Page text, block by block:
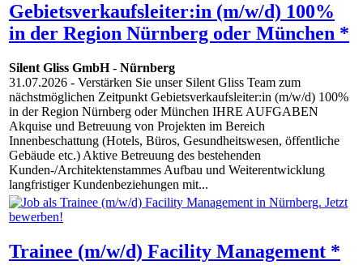
Gebietsverkaufsleiter:in (m/w/d) 100%
in der Region Nürnberg oder München *
Silent Gliss GmbH- Nürnberg
31.07.2026 - Verstärken Sie unser Silent Gliss Team zum
nächstmöglichen Zeitpunkt Gebietsverkaufsleiter:in (m/w/d) 100%
in der Region Nürnberg oder München IHRE AUFGABEN
Akquise und Betreuung von Projekten im Bereich
Innenbeschattung (Hotels, Büros, Gesundheitswesen, öffentliche
Gebäude etc.) Aktive Betreuung des bestehenden
Kunden-/Architektenstammes Aufbau und Weiterentwicklung
langfristiger Kundenbeziehungen mit...
Trainee (m/w/d) Facility Management *